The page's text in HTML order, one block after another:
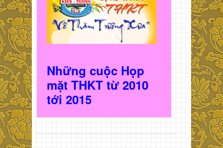
Những cuộc Họp
mặt THKT từ 2010
tới 2015